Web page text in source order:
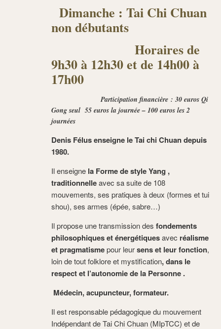
Dimanche : Tai Chi Chuan
non débutants
Horaires de
9h30 à 12h30 et de 14h00 à
17h00
Participation financière : 30 euros Qi
Gong seul 55 euros la journée – 100 euros les 2
journées
Denis Félus enseigne le Tai chi Chuan depuis
1980.
Il enseigne la Forme de style Yang ,
traditionnelleavec sa suite de 108
mouvements, ses pratiques à deux (formes et tui
shou), ses armes (épée, sabre…)
Il propose une transmission des fondements
philosophiques et énergétiquesavec réalisme
et pragmatismepour leursens et leur fonction,
loin de tout folklore et mystification, dans le
respect et l’autonomie de la Personne .
Médecin, acupuncteur, formateur.
Il est responsable pédagogique du mouvement
Indépendant de Tai Chi Chuan (MIpTCC) et de